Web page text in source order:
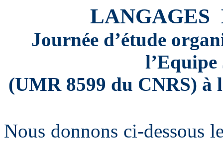
LANGAGES
Journée d’étude
l’Equipe
(UMR 8599 du CNRS) à
Nous donnons ci-dessous